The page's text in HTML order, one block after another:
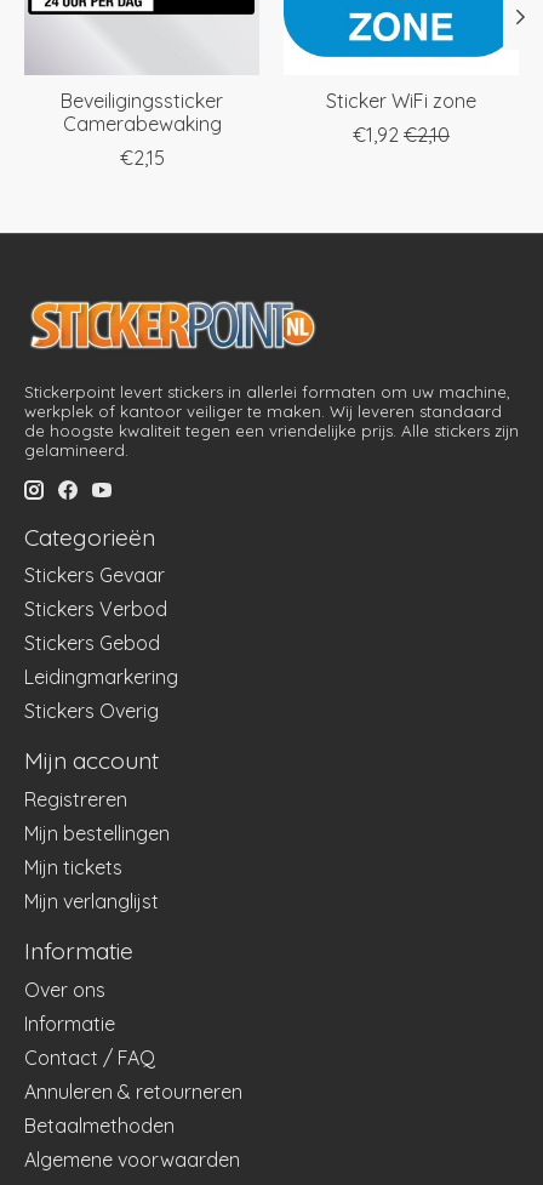
Beveiligingssticker
Camerabewaking
€2,15
Sticker WiFi zone
€1,92 €2,10
Stickerpoint levert stickers in allerlei formaten om uw machine,
werkplek of kantoor veiliger te maken. Wij leveren standaard
de hoogste kwaliteit tegen een vriendelijke prijs. Alle stickers zijn
gelamineerd.
Categorieën
Stickers Gevaar
Stickers Verbod
Stickers Gebod
Leidingmarkering
Stickers Overig
Mijn account
Registreren
Mijn bestellingen
Mijn tickets
Mijn verlanglijst
Informatie
Over ons
Informatie
Contact / FAQ
Annuleren & retourneren
Betaalmethoden
Algemene voorwaarden